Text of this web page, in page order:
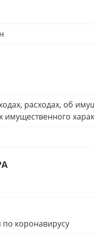
расходах, об
имущественного
коронавирусу